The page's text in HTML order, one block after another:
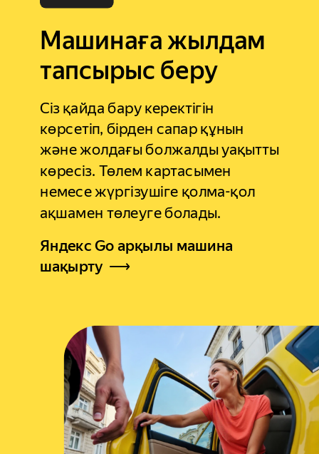
Машинаға жылдам
тапсырыс беру
Сіз қайда бару керектігін
көрсетіп, бірден сапар құнын
және жолдағы болжалды уақытты
көресіз. Төлем картасымен
немесе жүргізушіге қолма-қол
ақшамен төлеуге болады.
Яндекс Go арқылы машина
шақырту